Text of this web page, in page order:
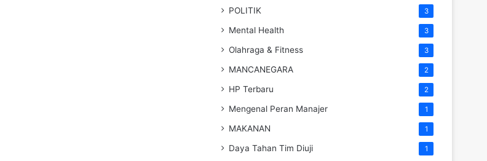
POLITIK 3
Mental Health 3
Olahraga & Fitness 3
MANCANEGARA 2
HP Terbaru 2
Mengenal Peran Manajer 1
MAKANAN 1
Daya Tahan Tim Diuji 1